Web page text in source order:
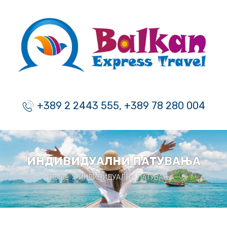
+389 2 2443 555, +389 78 280 004
ИНДИВИДУАЛНИ ПАТУВАЊА
Home > ИНДИВИДУАЛНИ ПАТУВАЊА